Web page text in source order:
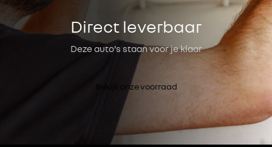
Direct leverbaar
Deze auto’s staan voor je klaar
Bekijk onze voorraad